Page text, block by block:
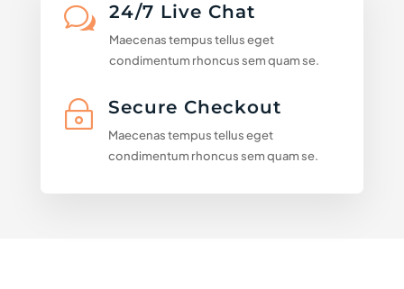
w 24/7 Live Chat
Maecenas tempus tellus eget
condimentum rhoncus sem quam se.
~ Secure Checkout
Maecenas tempus tellus eget
condimentum rhoncus sem quam se.